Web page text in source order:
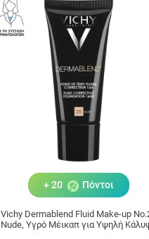
+ 20 Πόντοι
Vichy Dermablend Fluid Make-up
Nude, Υγρό Μέικαπ για Υψηλή